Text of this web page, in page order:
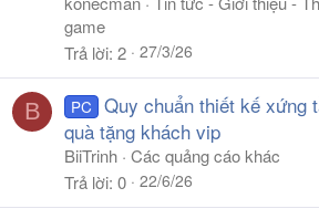
game
Trả lời 2 27/3/26
B PC Quy chuẩn thiết kế xứng
quà tặng khách vip
BiiTrinh Các quảng cáo khác
Trả lời 0 22/6/26